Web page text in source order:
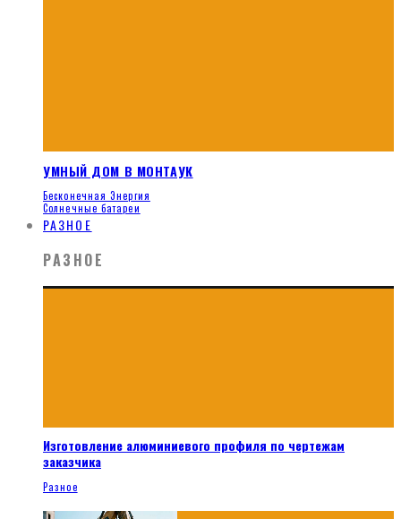
УМНЫЙ ДОМ В МОНТАУК
Бесконечная Энергия
Солнечные батареи
РАЗНОЕ
РАЗНОЕ
Изготовление алюминиевого профиля по чертежам
заказчика
Разное